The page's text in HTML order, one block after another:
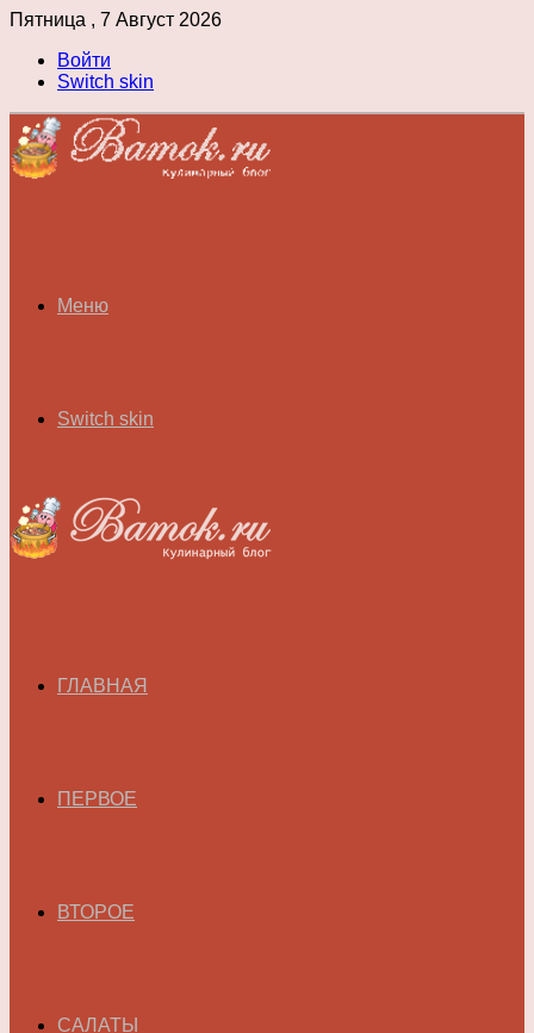
Пятница , 7 Август 2026
Войти
Switch skin
Меню
Switch skin
ГЛАВНАЯ
ПЕРВОЕ
ВТОРОЕ
САЛАТЫ